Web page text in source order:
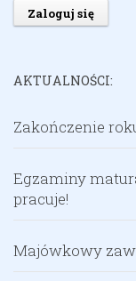
AKTUALNOŚCI:
Zakończenie
Egzaminy
pracuje!
Majówkowy